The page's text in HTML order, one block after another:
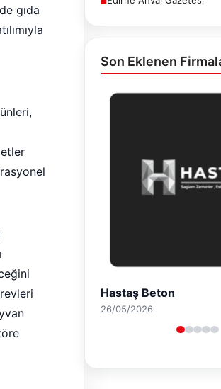
gıda
Son Eklenen
Enes Kaplan
28/04/2026